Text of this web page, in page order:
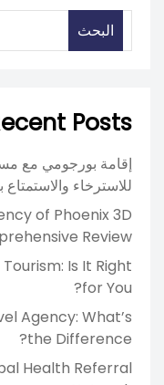
البحث
Posts
إقامة بورجومي مع
للاسترخاء والاستمتاع
of Phoenix 3D
Review
Is It Right
for You?
Agency: What’s
the Difference?
Health Referral